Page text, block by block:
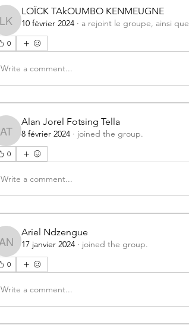
LOÏCK TAkOUMBO KENMEUGNE
LOÏCK TAkOUMBO KENMEUGNE
10 février 2024 · a rejoint le groupe, ainsi que
0
Write a comment...
Alan Jorel Fotsing Tella
Alan Jorel Fotsing Tella
8 février 2024 · joined the group.
0
Write a comment...
Ariel Ndzengue
Ariel Ndzengue
17 janvier 2024 · joined the group.
0
Write a comment...